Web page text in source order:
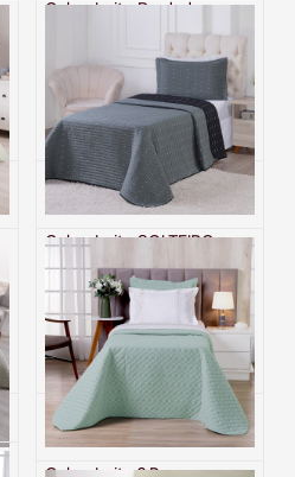
Cobre Leito Bordado
230 Fios 100% Algodão
Bem Me Quer Rosê
R$ 599,90
6x de R$ 99,98 sem juros
Cobre Leito SOLTEIRO
Hipercal Dacar
Preto/Grafite
R$ 219,70
6x de R$ 36,62 sem juros